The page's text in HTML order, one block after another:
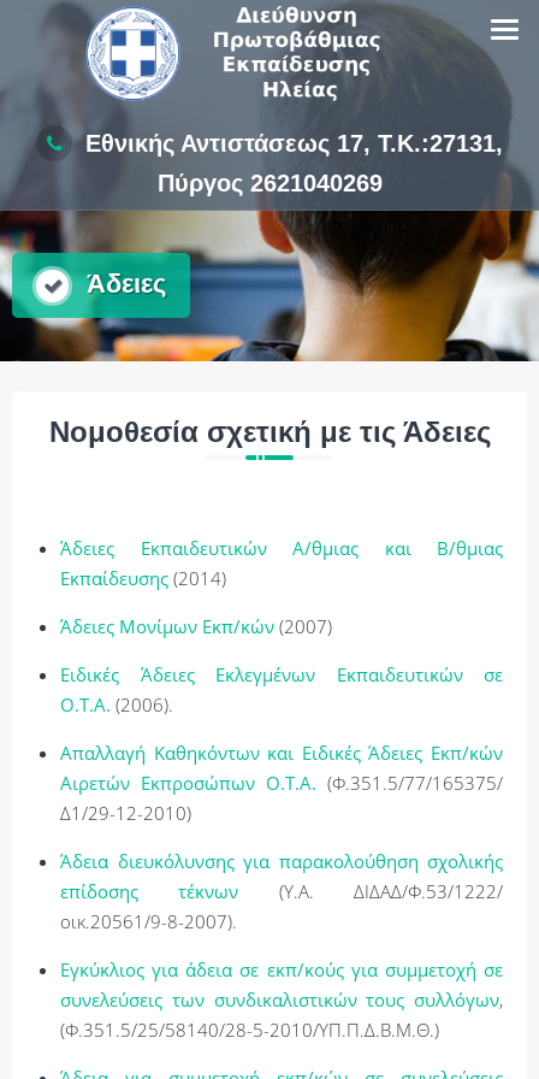
Εθνικής Αντιστάσεως 17, Τ.Κ.:27131,
Πύργος 2621040269
Άδειες
Νομοθεσία σχετική με τις Άδειες
Άδειες Εκπαιδευτικών Α/θμιας και Β/θμιας
Εκπαίδευσης (2014)
Άδειες Μονίμων Εκπ/κών (2007)
Ειδικές Άδειες Εκλεγμένων Εκπαιδευτικών σε
Ο.Τ.Α. (2006).
Απαλλαγή Καθηκόντων και Ειδικές Άδειες Εκπ/κών
Αιρετών Εκπροσώπων Ο.Τ.Α. (Φ.351.5/77/165375/
Δ1/29-12-2010)
Άδεια διευκόλυνσης για παρακολούθηση σχολικής
επίδοσης τέκνων (Υ.Α. ΔΙΔΑΔ/Φ.53/1222/
οικ.20561/9-8-2007).
Εγκύκλιος για άδεια σε εκπ/κούς για συμμετοχή σε
συνελεύσεις των συνδικαλιστικών τους συλλόγων,
(Φ.351.5/25/58140/28-5-2010/ΥΠ.Π.Δ.Β.Μ.Θ.)